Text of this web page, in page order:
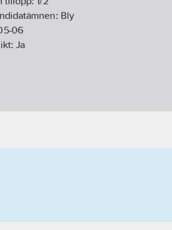
Bly
06
Ja